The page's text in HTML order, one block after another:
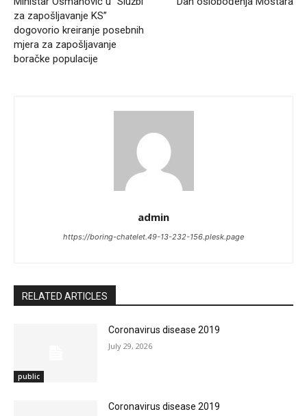
za zapošljavanje KS”
dogovorio kreiranje posebnih
mjera za zapošljavanje
boračke populacije
admin
https://boring-chatelet.49-13-232-156.plesk.page
RELATED ARTICLES
public
Coronavirus disease 2019
July 29, 2026
Coronavirus disease 2019